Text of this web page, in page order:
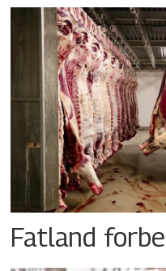
Fatland